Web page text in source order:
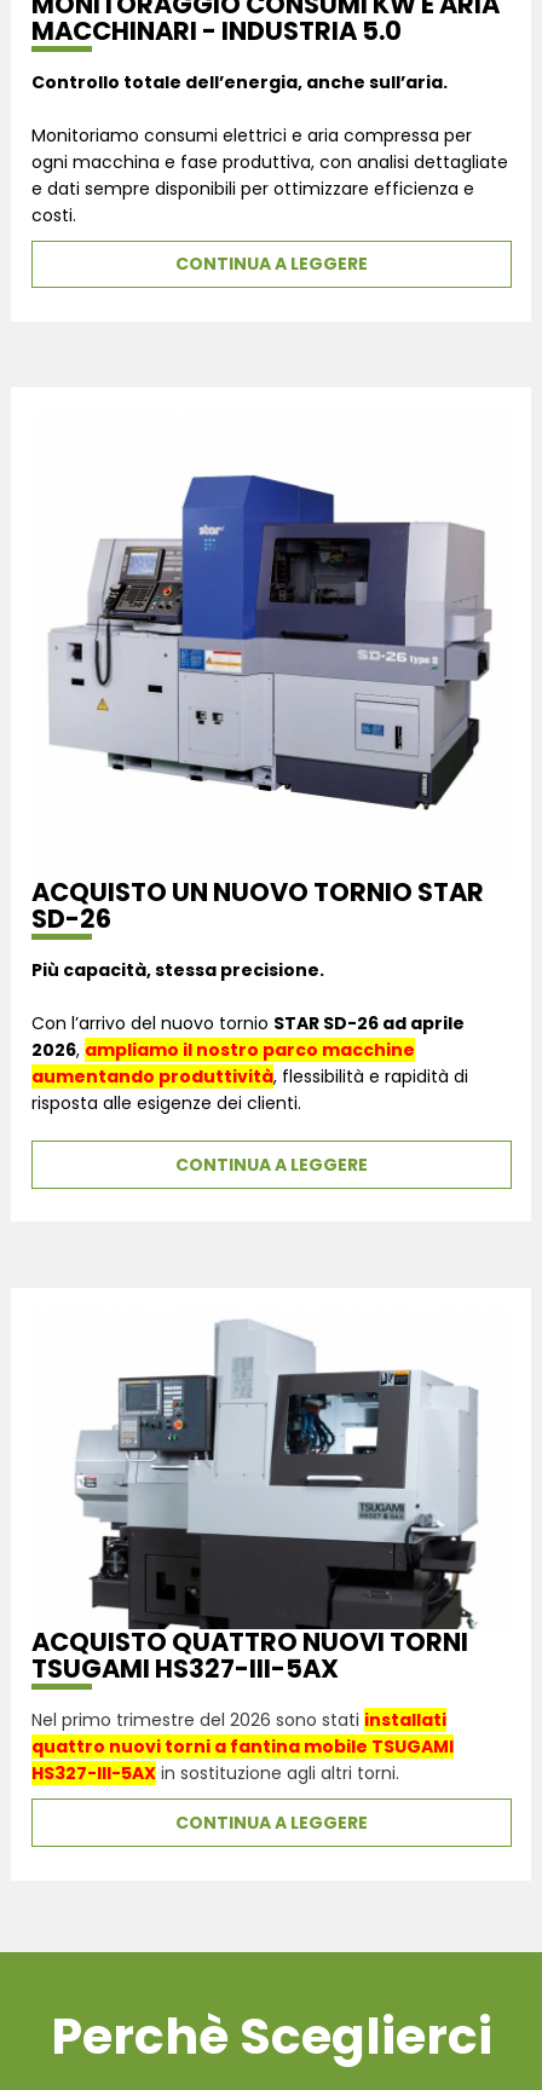
MACCHINARI - INDUSTRIA 5.0
Controllo totale dell’energia, anche sull’aria.
Monitoriamo consumi elettrici e aria compressa per
ogni macchina e fase produttiva, con analisi dettagliate
e dati sempre disponibili per ottimizzare efficienza e
costi.
CONTINUA A LEGGERE
ACQUISTO UN NUOVO TORNIO STAR
SD-26
Più capacità, stessa precisione.
Con l’arrivo del nuovo tornio STAR SD-26 ad aprile
2026, ampliamo il nostro parco macchine
aumentando produttività, flessibilità e rapidità di
risposta alle esigenze dei clienti.
CONTINUA A LEGGERE
ACQUISTO QUATTRO NUOVI TORNI
TSUGAMI HS327-III-5AX
Nel primo trimestre del 2026 sono stati installati
quattro nuovi torni a fantina mobile TSUGAMI
HS327-III-5AX in sostituzione agli altri torni.
CONTINUA A LEGGERE
Perchè Sceglierci